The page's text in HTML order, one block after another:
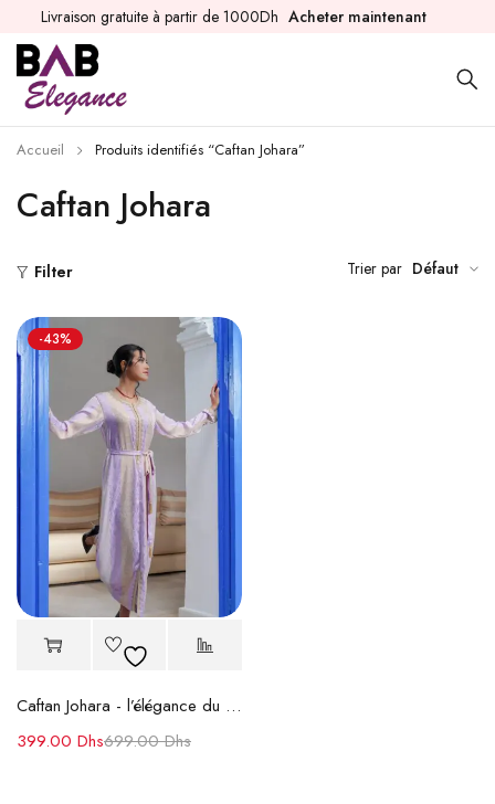
Livraison gratuite à partir de 1000Dh Acheter maintenant
Caftan Johara
Accueil Produits identifiés “Caftan Johara”
Filter Trier par Défaut
-43%
Caftan Johara - l’élégance du caftan marocain d’exception
699.00Dhs
399.00 Dhs